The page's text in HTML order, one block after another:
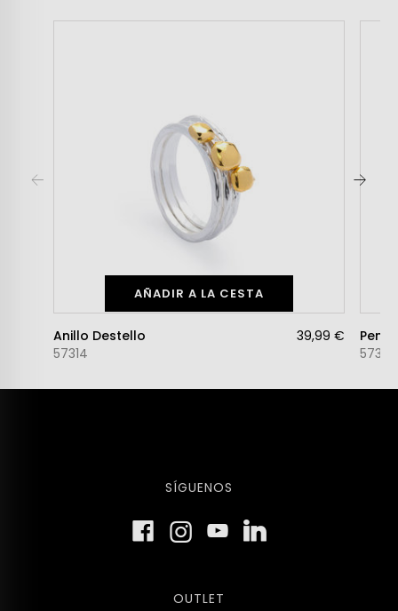
AÑADIR A LA CESTA
Anillo Destello
57314
39,99 €
57312
SÍGUENOS
OUTLET